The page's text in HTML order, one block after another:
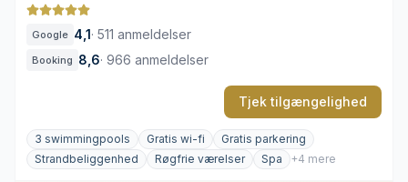
Google 4,1· 511 anmeldelser
Booking 8,6· 966 anmeldelser
Tjek tilgængelighed
3 swimmingpools Gratis wi-fi
Gratis parkering
Strandbeliggenhed
Røgfrie værelser Spa +4 mere